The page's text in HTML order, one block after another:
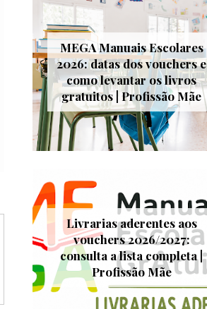
MEGA Manuais Escolares
2026: datas dos vouchers e
como levantar os livros
gratuitos | Profissão Mãe
Livrarias aderentes aos
vouchers 2026/2027:
consulta a lista completa |
Profissão Mãe